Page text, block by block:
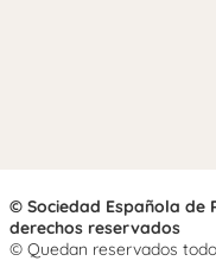
© Sociedad Española de
derechos reservados
© Quedan reservados